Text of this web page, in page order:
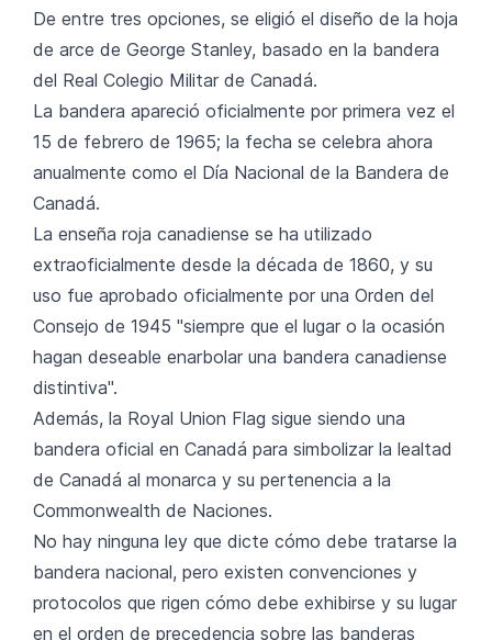
De entre tres opciones, se eligió el diseño de la hoja
de arce de George Stanley, basado en la bandera
del Real Colegio Militar de Canadá.
La bandera apareció oficialmente por primera vez el
15 de febrero de 1965; la fecha se celebra ahora
anualmente como el Día Nacional de la Bandera de
Canadá.
La enseña roja canadiense se ha utilizado
extraoficialmente desde la década de 1860, y su
uso fue aprobado oficialmente por una Orden del
Consejo de 1945 "siempre que el lugar o la ocasión
hagan deseable enarbolar una bandera canadiense
distintiva".
Además, la Royal Union Flag sigue siendo una
bandera oficial en Canadá para simbolizar la lealtad
de Canadá al monarca y su pertenencia a la
Commonwealth de Naciones.
No hay ninguna ley que dicte cómo debe tratarse la
bandera nacional, pero existen convenciones y
protocolos que rigen cómo debe exhibirse y su lugar
en el orden de precedencia sobre las banderas